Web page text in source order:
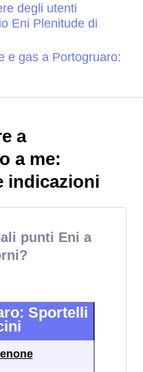
degli utenti
Eni Plenitude di
e gas a Portogruaro:
a
a me:
indicazioni
punti Eni a
Sportelli